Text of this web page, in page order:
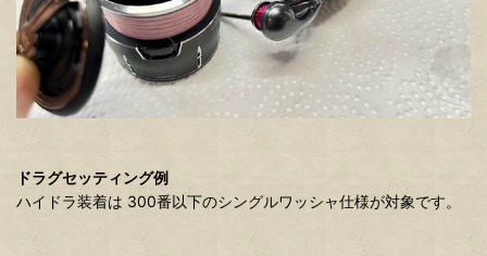
ドラグセッティング例
ハイドラ装着は 300番以下のシングルワッシャ仕様が対象です。